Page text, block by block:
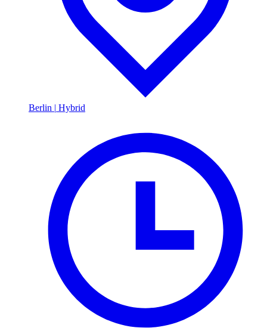
Berlin | Hybrid